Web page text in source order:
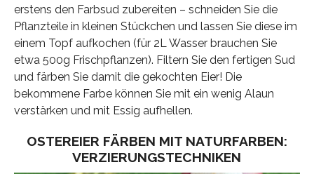
erstens den Farbsud zubereiten – schneiden Sie die
Pflanzteile in kleinen Stückchen und lassen Sie diese im
einem Topf aufkochen (für 2L Wasser brauchen Sie
etwa 500g Frischpflanzen). Filtern Sie den fertigen Sud
und färben Sie damit die gekochten Eier! Die
bekommene Farbe können Sie mit ein wenig Alaun
verstärken und mit Essig aufhellen.
OSTEREIER FÄRBEN MIT NATURFARBEN:
VERZIERUNGSTECHNIKEN